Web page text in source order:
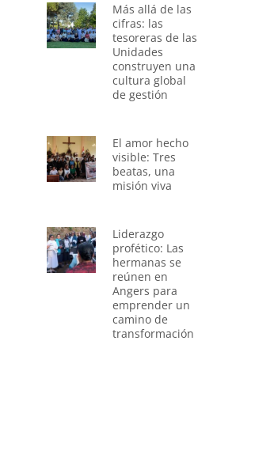
Más allá de las
cifras: las
tesoreras de las
Unidades
construyen una
cultura global
de gestión
El amor hecho
visible: Tres
beatas, una
misión viva
Liderazgo
profético: Las
hermanas se
reúnen en
Angers para
emprender un
camino de
transformación